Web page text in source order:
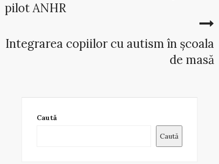
pilot ANHR
Integrarea copiilor cu autism în școala
de masă
Caută
Caută